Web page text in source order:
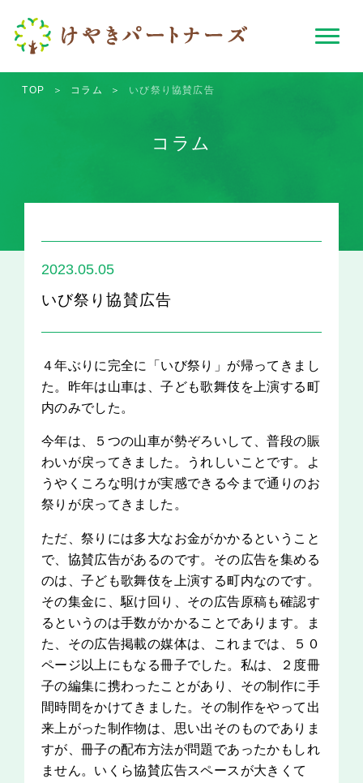
TOP ＞ コラム ＞ いび祭り協賛広告
コラム
2023.05.05
いび祭り協賛広告
４年ぶりに完全に「いび祭り」が帰ってきまし
た。昨年は山車は、子ども歌舞伎を上演する町
内のみでした。
今年は、５つの山車が勢ぞろいして、普段の賑
わいが戻ってきました。うれしいことです。よ
うやくころな明けが実感できる今まで通りのお
祭りが戻ってきました。
ただ、祭りには多大なお金がかかるということ
で、協賛広告があるのです。その広告を集める
のは、子ども歌舞伎を上演する町内なのです。
その集金に、駆け回り、その広告原稿も確認す
るというのは手数がかかることであります。ま
た、その広告掲載の媒体は、これまでは、５０
ページ以上にもなる冊子でした。私は、２度冊
子の編集に携わったことがあり、その制作に手
間時間をかけてきました。その制作をやって出
来上がった制作物は、思い出そのものでありま
すが、冊子の配布方法が問題であったかもしれ
ません。いくら協賛広告スペースが大きくて